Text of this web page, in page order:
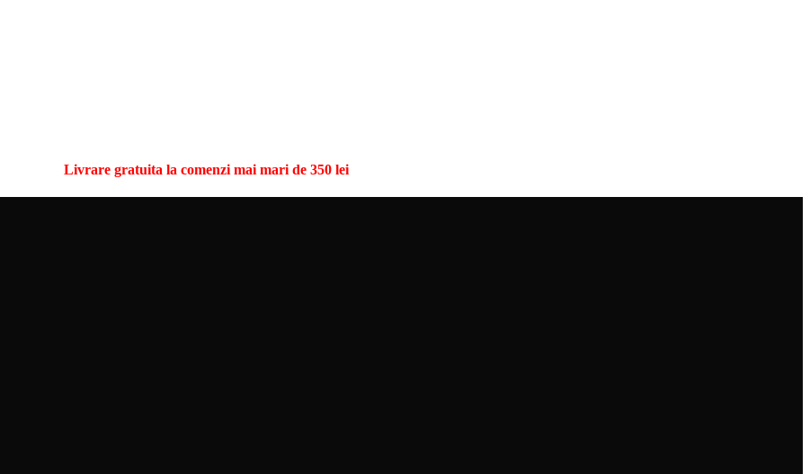
Livrare gratuita la comenzi mai mari de 350 lei